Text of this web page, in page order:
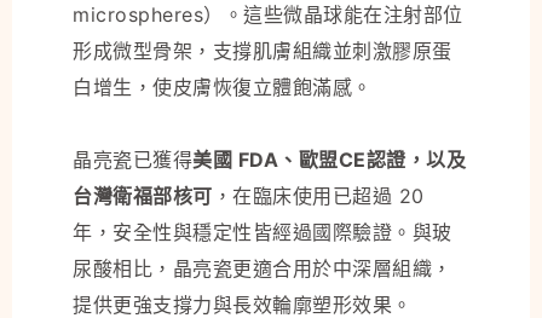
microspheres）。這些微晶球能在注射部位
形成微型骨架，支撐肌膚組織並刺激膠原蛋
白增生，使皮膚恢復立體飽滿感。
晶亮瓷已獲得美國 FDA、歐盟CE認證，以及
台灣衛福部核可 ，在臨床使用已超過 20
年，安全性與穩定性皆經過國際驗證。與玻
尿酸相比，晶亮瓷更適合用於中深層組織，
提供更強支撐力與長效輪廓塑形效果。